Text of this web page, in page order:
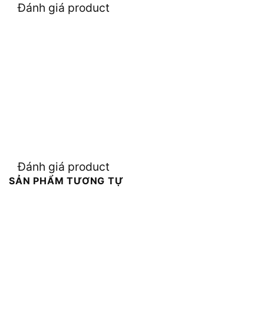
Đánh giá product
Đánh giá product
SẢN PHẨM TƯƠNG TỰ